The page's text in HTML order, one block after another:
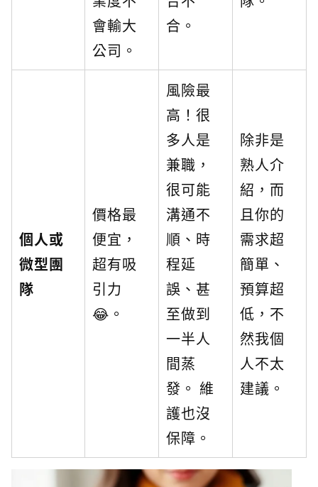
會輸大
公司。
合。
個人或
微型團
隊
價格最
便宜，
超有吸
引力
😂。
風險最
高！很
多人是
兼職，
很可能
溝通不
順、時
程延
誤、甚
至做到
一半人
間蒸
發。 維
護也沒
保障。
除非是
熟人介
紹，而
且你的
需求超
簡單、
預算超
低，不
然我個
人不太
建議。